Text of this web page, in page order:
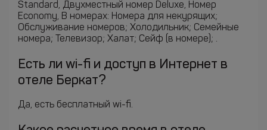
Standard, Двухместный номер Deluxe, Номер
Economy, В номерах: Номера для некурящих;
Обслуживание номеров; Холодильник; Семейные
номера; Телевизор; Халат; Сейф (в номере); .
Есть ли wi-fi и доступ в Интернет в
отеле Беркат?
Да, есть бесплатный wi-fi.